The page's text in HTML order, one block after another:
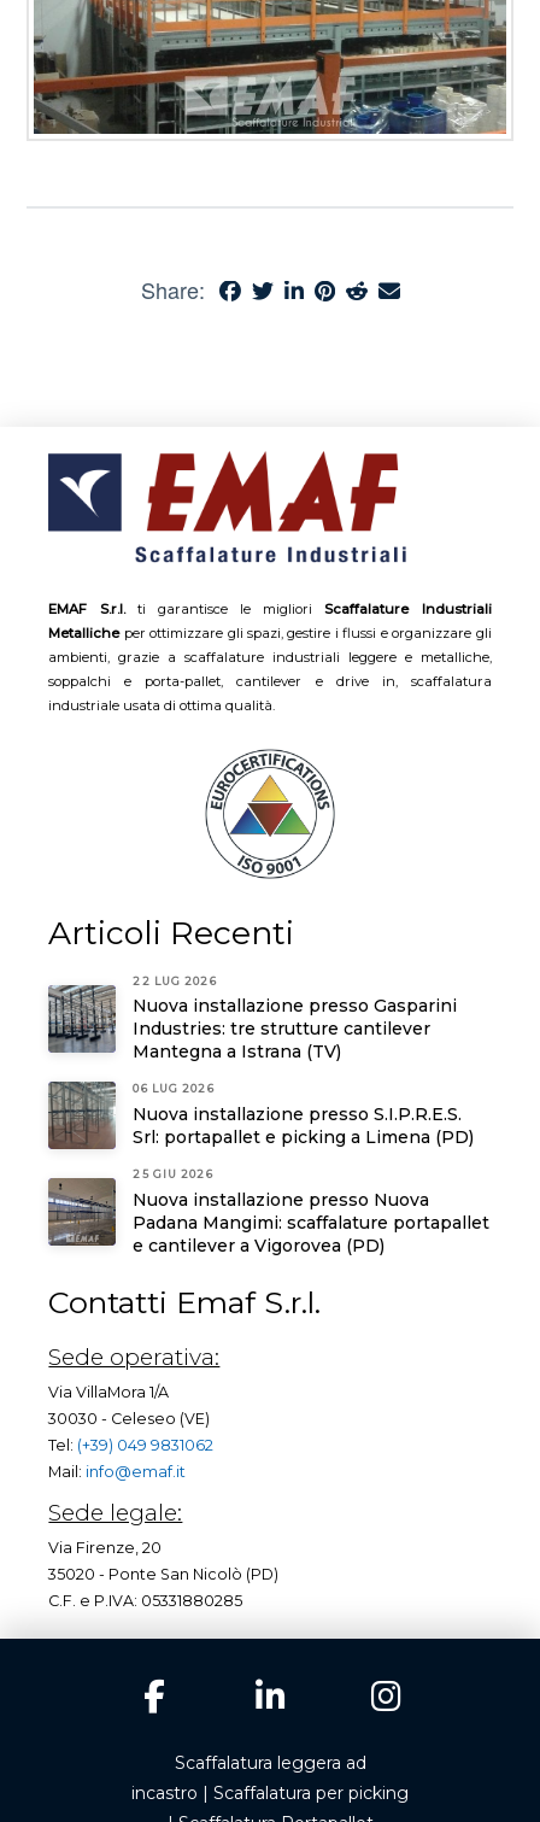
Share:
EMAF S.r.l.ti garantisce le miglioriScaffalature Industriali
Metallicheper ottimizzare gli spazi, gestire i flussi e organizzare gli
ambienti, grazie a scaffalature industriali leggere e metalliche,
soppalchi e porta-pallet, cantilever e drive in, scaffalatura
industriale usata di ottima qualità.
Articoli Recenti
22 LUG 2026
Nuova installazione presso Gasparini
Industries: tre strutture cantilever
Mantegna a Istrana (TV)
06 LUG 2026
Nuova installazione presso S.I.P.R.E.S.
Srl: portapallet e picking a Limena (PD)
25 GIU 2026
Nuova installazione presso Nuova
Padana Mangimi: scaffalature portapallet
e cantilever a Vigorovea (PD)
Contatti Emaf S.r.l.
Sede operativa:
Via VillaMora 1/A
30030 - Celeseo (VE)
Tel: (+39) 049 9831062
Mail: info@emaf.it
Sede legale:
Via Firenze, 20
35020 - Ponte San Nicolò (PD)
C.F. e P.IVA: 05331880285
Scaffalatura leggera ad
incastro | Scaffalatura per picking